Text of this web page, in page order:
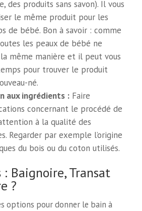
des produits sans savon). Il vous
le même produit pour les
de bébé. Bon à savoir : comme
les peaux de bébé ne
même manière et il peut vous
pour trouver le produit
né.
aux ingrédients :Faire
concernant le procédé de
à la qualité des
Regarder par exemple l’origine
du bois ou du coton utilisés.
Baignoire, Transat
?
options pour donner le bain à